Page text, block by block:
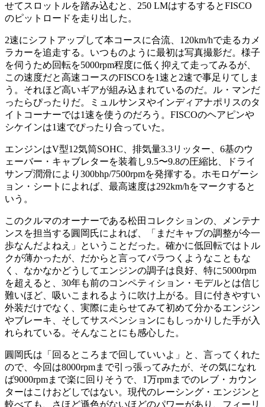
せてスロットルを踏み込むと、250 LMはするするとFISCO
のピットロードを走り出した。
2速にシフトアップして本コースに合流、120km/hで走るカメ
ラカーを追走する。いつものように最初は写真撮影だ。様子
を伺うため回転を5000rpm程度に低く抑えて走ってみるが、
この速度だと高速コースのFISCOを1速と2速で事足りてしま
う。それほど高いギアが組み込まれているのだ。ル・マンだ
ったらぴったりだ。ミュルサンヌやインディアナポリスのタ
イトコーナーでは1速を使うのだろう。FISCOのヘアピンや
シケインは1速でぴったり合っていた。
エンジンはV型12気筒SOHC、排気量3.3リッター、6基のウ
ェーバー・キャブレターを装着し9.5〜9.8の圧縮比、ドライ
サンプ潤滑により300bhp/7500rpmを発揮する。ホモロゲーシ
ョン・シートによれば、最高速度は292km/hをマークすると
いう。
このクルマのオーナーである松田コレクションの、メンテナ
ンスを担当する圓岡氏によれば、「まだキャブの調整が今一
歩なんだよねえ」ということだった。確かに低回転ではトル
クが薄かったが、だからと言ってバラつくようなこともな
く、なかなかどうしてエンジンの調子は良好、特に5000rpm
を超えると、30年も前のコンペティション・モデルとは信じ
難いほど、吸いこまれるように吹け上がる。目に付きやすい
外装だけでなく、実際に走らせてみて初めて分かるエンジン
やブレーキ、そしてサスペンションにもしっかりした手が入
れられている。そんなことにも感心した。
圓岡氏は「回るところまで回していいよ」と、言ってくれた
ので、今回は8000rpmまで引っ張ってみたが、その気になれ
ば9000rpmまで楽に回りそうで、1万rpmまでのレブ・カウン
ターはこけおどしではない。現代のレーシング・エンジンと
較べても、さほど遜色がないほどのパワーがあり、フィーリ